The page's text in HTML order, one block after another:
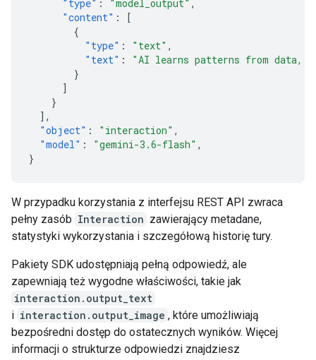
"type" : "model_output" ,
"content" :
[
{
"type" : "text" ,
"text" :
"AI learns patterns from data,
}
]
}
],
"object" : "interaction" ,
"model" : "gemini-3.6-flash" ,
}
W przypadku korzystania z interfejsu REST API zwraca
pełny zasób Interaction zawierający metadane,
statystyki wykorzystania i szczegółową historię tury.
Pakiety SDK udostępniają pełną odpowiedź, ale
zapewniają też wygodne właściwości, takie jak
interaction.output_text
i interaction.output_image , które umożliwiają
bezpośredni dostęp do ostatecznych wyników. Więcej
informacji o strukturze odpowiedzi znajdziesz